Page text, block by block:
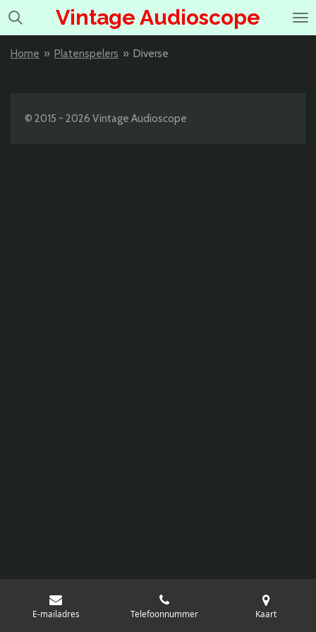
Ga
de
Vintage Audioscope
Home » Platenspelers » Diverse
© 2015 - 2026 Vintage Audioscope
E-mailadres Telefoonnummer Kaart